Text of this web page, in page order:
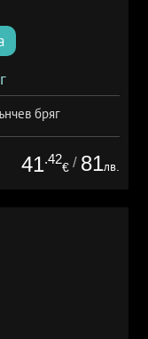
бряг
41.42
€ / 81лв.